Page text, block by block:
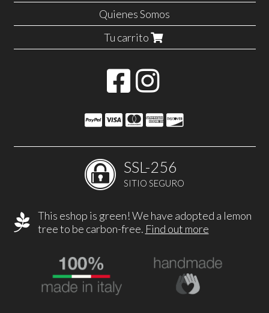
Quienes Somos
Tu carrito
SSL-256
SITIO SEGURO
This eshop is green! We have adopted a lemon
tree to be carbon-free. Find out more